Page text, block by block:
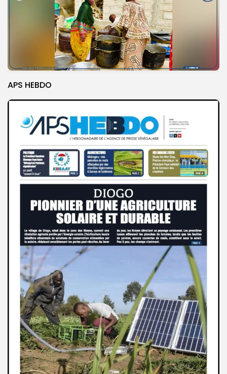
APS HEBDO